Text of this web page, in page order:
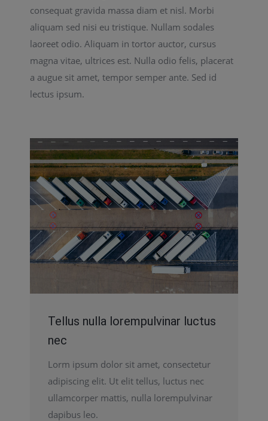
consequat gravida massa diam et nisl. Morbi
aliquam sed nisi eu tristique. Nullam sodales
laoreet odio. Aliquam in tortor auctor, cursus
magna vitae, ultrices est. Nulla odio felis, placerat
a augue sit amet, tempor semper ante. Sed id
lectus ipsum.
Tellus nulla lorempulvinar luctus
nec
Lorm ipsum dolor sit amet, consectetur
adipiscing elit. Ut elit tellus, luctus nec
ullamcorper mattis, nulla lorempulvinar
dapibus leo.